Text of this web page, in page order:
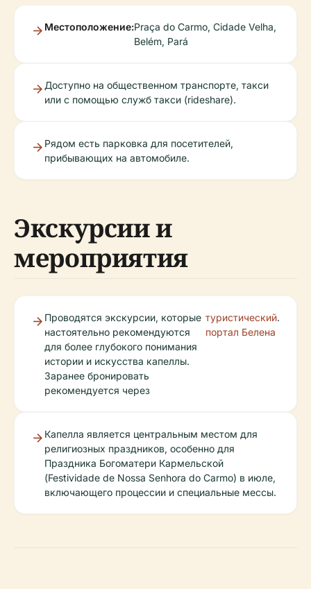
Местоположение:Praça do Carmo, Cidade Velha,
Belém, Pará
Доступно на общественном транспорте, такси
или с помощью служб такси (rideshare).
Рядом есть парковка для посетителей,
прибывающих на автомобиле.
Экскурсии и
мероприятия
Проводятся экскурсии, которые
настоятельно рекомендуются
для более глубокого понимания
истории и искусства капеллы.
Заранее бронировать
рекомендуется через
туристический
портал Белена
.
Капелла является центральным местом для
религиозных праздников, особенно для
Праздника Богоматери Кармельской
(Festividade de Nossa Senhora do Carmo) в июле,
включающего процессии и специальные мессы.